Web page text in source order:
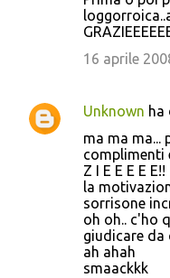
16 aprile
Unknown
ma ma ma...
complimenti
Z I E E E E E!!
la
sorrisone
oh oh.. c'ho
giudicare da
ah ahah
smaackkk